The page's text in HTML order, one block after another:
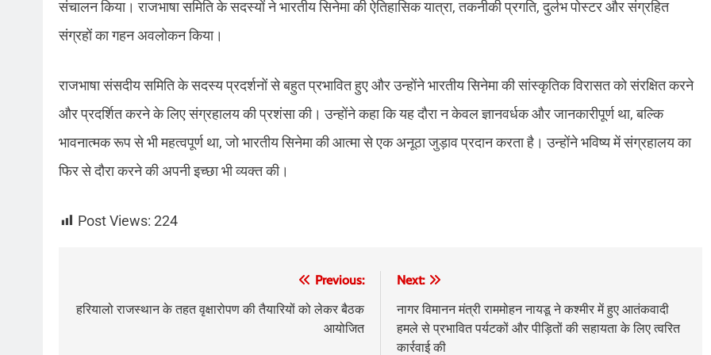
संचालन किया। राजभाषा समिति के सदस्यों ने भारतीय सिनेमा की ऐतिहासिक यात्रा, तकनीकी प्रगति, दुर्लभ पोस्टर और संग्रहित
संग्रहों का गहन अवलोकन किया।
राजभाषा संसदीय समिति के सदस्य प्रदर्शनों से बहुत प्रभावित हुए और उन्होंने भारतीय सिनेमा की सांस्कृतिक विरासत को संरक्षित करने
और प्रदर्शित करने के लिए संग्रहालय की प्रशंसा की। उन्होंने कहा कि यह दौरा न केवल ज्ञानवर्धक और जानकारीपूर्ण था, बल्कि
भावनात्मक रूप से भी महत्वपूर्ण था, जो भारतीय सिनेमा की आत्मा से एक अनूठा जुड़ाव प्रदान करता है। उन्होंने भविष्य में संग्रहालय का
फिर से दौरा करने की अपनी इच्छा भी व्यक्त की।
Post Views: 224
navigation
Previous:
हरियालो राजस्थान के तहत वृक्षारोपण की तैयारियों को लेकर बैठक
आयोजित
Next:
नागर विमानन मंत्री राममोहन नायडू ने कश्मीर में हुए आतंकवादी
हमले से प्रभावित पर्यटकों और पीड़ितों की सहायता के लिए त्वरित
कार्रवाई की